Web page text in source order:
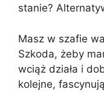
stanie?
Masz w szafie
Szkoda, żeby
wciąż działa i
kolejne,